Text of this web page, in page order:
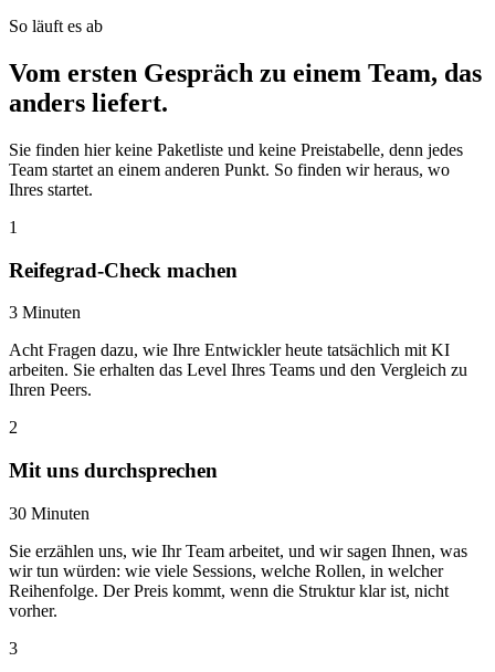
So läuft es ab
Vom ersten Gespräch zu einem Team, das
anders liefert.
Sie finden hier keine Paketliste und keine Preistabelle, denn jedes
Team startet an einem anderen Punkt. So finden wir heraus, wo
Ihres startet.
1
Reifegrad-Check machen
3 Minuten
Acht Fragen dazu, wie Ihre Entwickler heute tatsächlich mit KI
arbeiten. Sie erhalten das Level Ihres Teams und den Vergleich zu
Ihren Peers.
2
Mit uns durchsprechen
30 Minuten
Sie erzählen uns, wie Ihr Team arbeitet, und wir sagen Ihnen, was
wir tun würden: wie viele Sessions, welche Rollen, in welcher
Reihenfolge. Der Preis kommt, wenn die Struktur klar ist, nicht
vorher.
3